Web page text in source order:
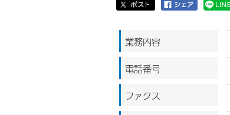
業務内容
電話番号
ファクス